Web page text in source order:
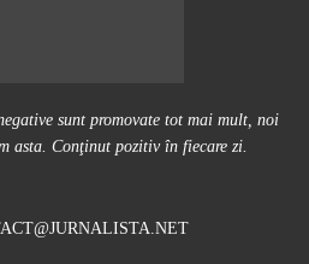
sunt promovate tot mai mult, noi
asta. Conţinut pozitiv în fiecare zi.